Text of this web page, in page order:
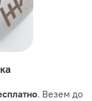
. Везем до